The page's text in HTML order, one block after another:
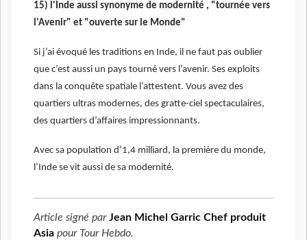
15) l'Inde aussi synonyme de modernité , "tournée vers
l'Avenir" et "ouverte sur le Monde"
Si j’ai évoqué les traditions en Inde, il ne faut pas oublier
que c’est aussi un pays tourné vers l’avenir. Ses exploits
dans la conquête spatiale l’attestent. Vous avez des
quartiers ultras modernes, des gratte-ciel spectaculaires,
des quartiers d’affaires impressionnants.
Avec sa population d’1,4 milliard, la première du monde,
l’Inde se vit aussi de sa modernité.
Article signé parJean Michel Garric Chef produit
Asia pour Tour Hebdo.